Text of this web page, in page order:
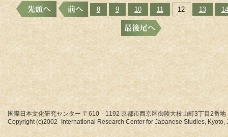
8 9 10 11 12 13 14
国際日本文化研究センター 〒610－1192 京都市西京区御陵大枝山町3丁目2番地
Copyright (c)2002- International Research Center for Japanese Studies, Kyoto,